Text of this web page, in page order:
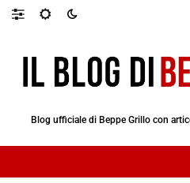
Blog ufficiale di Beppe Grillo con